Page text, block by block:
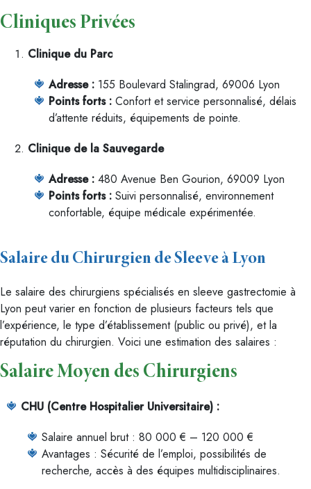
Cliniques Privées
Clinique du Parc
Adresse : 155 Boulevard Stalingrad, 69006 Lyon
Points forts : Confort et service personnalisé, délais
d’attente réduits, équipements de pointe.
Clinique de la Sauvegarde
Adresse : 480 Avenue Ben Gourion, 69009 Lyon
Points forts : Suivi personnalisé, environnement
confortable, équipe médicale expérimentée.
Salaire du Chirurgien de Sleeve à Lyon
Le salaire des chirurgiens spécialisés en sleeve gastrectomie à
Lyon peut varier en fonction de plusieurs facteurs tels que
l’expérience, le type d’établissement (public ou privé), et la
réputation du chirurgien. Voici une estimation des salaires :
Salaire Moyen des Chirurgiens
CHU (Centre Hospitalier Universitaire) :
Salaire annuel brut : 80 000 € – 120 000 €
Avantages : Sécurité de l’emploi, possibilités de
recherche, accès à des équipes multidisciplinaires.